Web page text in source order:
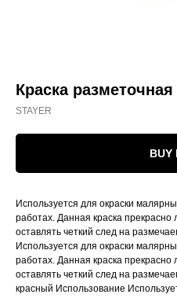
Краска разметочная
STAYER
BUY
Используется для окраски
работах. Данная краска прекрасно
оставлять четкий след на
Используется для окраски
работах. Данная краска прекрасно
оставлять четкий след на
красный Использование